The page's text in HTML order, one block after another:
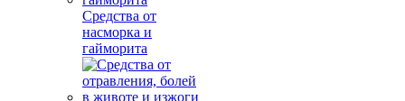
Средства от
насморка и
гайморита